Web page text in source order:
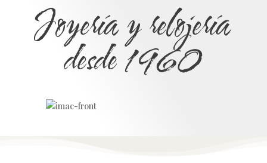
Joyería y relojería
desde 1960